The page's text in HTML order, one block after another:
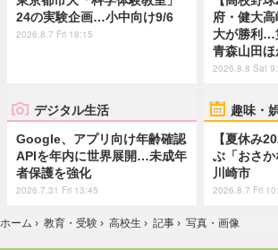
24の実験企画…小中向け9/6
2026.8.7 Fri 18:15
府・健大
大が勝利…
青森山田ほ
2026.8.8 Sat
デジタル生活
Google、アプリ向け年齢確認
APIを年内に世界展開…未成年
者保護を強化
2026.7.31 Fri 13:45
趣味・
【夏休み
ぶ「おさ
川崎市
2026.8.7 Fri
ホーム › 教育・受験 › 高校生 › 記事 › 写真・画像